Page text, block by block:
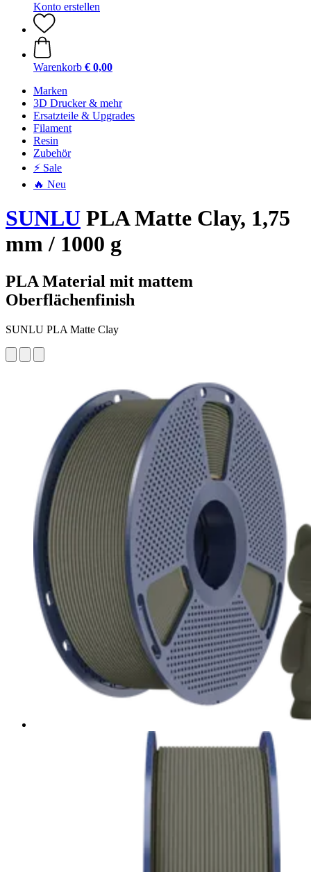
Konto erstellen
Warenkorb € 0,00
Marken
3D Drucker & mehr
Ersatzteile & Upgrades
Filament
Resin
Zubehör
⚡ Sale
🔥 Neu
SUNLU PLA Matte Clay, 1,75
mm / 1000 g
PLA Material mit mattem
Oberflächenfinish
SUNLU PLA Matte Clay